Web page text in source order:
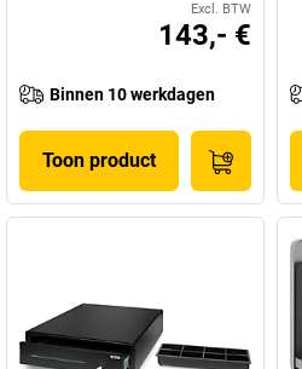
Excl. BTW
143,- €
Binnen 10 werkdagen
Toon product